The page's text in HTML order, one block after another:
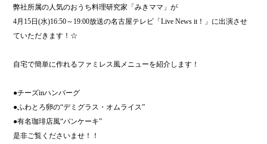
弊社所属の人気のおうち料理研究家「みきママ」が
4月15日(水)16:50～19:00放送の名古屋テレビ「Live News it！」に出演させ
ていただきます！☆
自宅で簡単に作れるファミレス風メニューを紹介します！
●チーズinハンバーグ
●ふわとろ卵の“デミグラス・オムライス”
●有名珈琲店風“パンケーキ”
是非ご覧くださいませ！！